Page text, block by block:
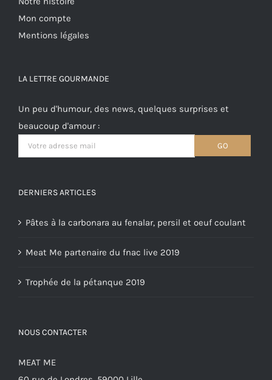
Mon compte
Mentions légales
LA LETTRE GOURMANDE
Un peu d'humour, des news, quelques surprises et
beaucoup d'amour :
DERNIERS ARTICLES
Pâtes à la carbonara au fenalar, persil et oeuf coulant
Meat Me partenaire du fnac live 2019
Trophée de la pétanque 2019
NOUS CONTACTER
MEAT ME